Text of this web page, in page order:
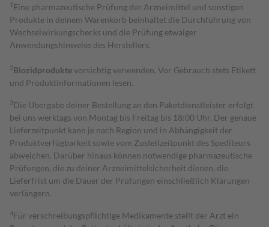
1 Eine pharmazeutische Prüfung der Arzneimittel und sonstigen
Produkte in deinem Warenkorb beinhaltet die Durchführung von
Wechselwirkungschecks und die Prüfung etwaiger
Anwendungshinweise des Herstellers.
2Biozidproduktevorsichtig verwenden. Vor Gebrauch stets Etikett
und Produktinformationen lesen.
3Die Übergabe deiner Bestellung an den Paketdienstleister erfolgt
bei uns werktags von Montag bis Freitag bis 18:00 Uhr. Der genaue
Lieferzeitpunkt kann je nach Region und in Abhängigkeit der
Produktverfügbarkeit sowie vom Zustellzeitpunkt des Spediteurs
abweichen. Darüber hinaus können notwendige pharmazeutische
Prüfungen, die zu deiner Arzneimittelsicherheit dienen, die
Lieferfrist um die Dauer der Prüfungen einschließlich Klärungen
verlängern.
4Für verschreibungspflichtige Medikamente stellt der Arzt ein